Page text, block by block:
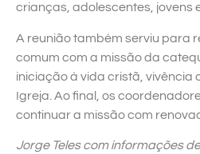
crianças, adolescentes, jovens
A reunião também serviu para
comum com a missão da
iniciação à vida cristã, vivência
Igreja. Ao final, os
continuar a missão com
Jorge Teles com informações